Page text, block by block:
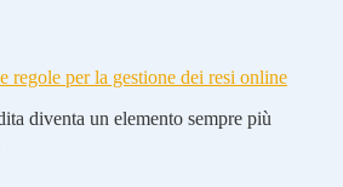
regole per la gestione dei resi online
diventa un elemento sempre più